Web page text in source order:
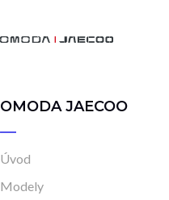
OMODA JAECOO
Úvod
Modely